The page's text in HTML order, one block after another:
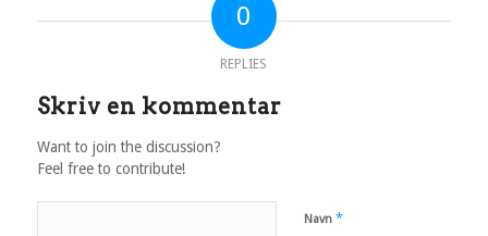
0
REPLIES
Skriv en kommentar
Want to join the discussion?
Feel free to contribute!
Navn *